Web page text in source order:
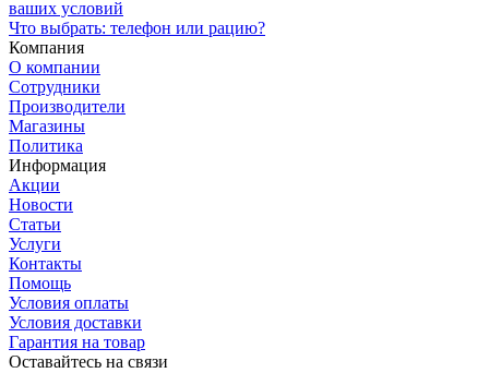
ваших условий
Что выбрать: телефон или рацию?
Компания
О компании
Сотрудники
Производители
Магазины
Политика
Информация
Акции
Новости
Статьи
Услуги
Контакты
Помощь
Условия оплаты
Условия доставки
Гарантия на товар
Оставайтесь на связи